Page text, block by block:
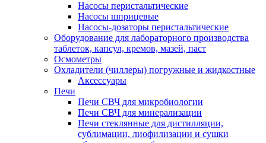
Насосы перистальтические
Насосы шприцевые
Насосы-дозаторы перистальтические
Оборудование для лабораторного производства
таблеток, капсул, кремов, мазей, паст
Осмометры
Охладители (чиллеры) погружные и жидкостные
Аксессуары
Печи
Печи СВЧ для микробиологии
Печи СВЧ для минерализации
Печи стеклянные для дистилляции,
сублимации, лиофилизации и сушки